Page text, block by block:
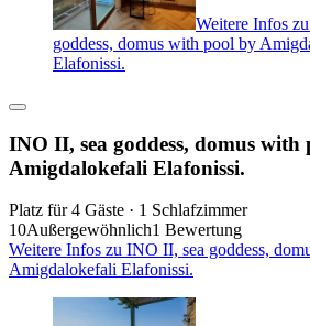
Weitere Infos
goddess, domus with pool by
Elafonissi.
INO II, sea goddess, domus with
Amigdalokefali Elafonissi.
Platz für 4 Gäste · 1 Schlafzimmer
10Außergewöhnlich1 Bewertung
Weitere Infos zu INO II, sea goddess,
Amigdalokefali Elafonissi.